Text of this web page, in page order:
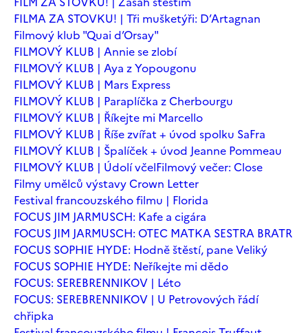
FILMA ZA STOVKU! | Tři mušketýři: D’Artagnan
Filmový klub "Quai d’Orsay"
FILMOVÝ KLUB | Annie se zlobí
FILMOVÝ KLUB | Aya z Yopougonu
FILMOVÝ KLUB | Mars Express
FILMOVÝ KLUB | Paraplíčka z Cherbourgu
FILMOVÝ KLUB | Říkejte mi Marcello
FILMOVÝ KLUB | Říše zvířat + úvod spolku SaFra
FILMOVÝ KLUB | Špalíček + úvod Jeanne Pommeau
FILMOVÝ KLUB | Údolí včelFilmový večer: Close
Filmy umělců výstavy Crown Letter
Festival francouzského filmu | Florida
FOCUS JIM JARMUSCH: Kafe a cigára
FOCUS JIM JARMUSCH: OTEC MATKA SESTRA BRATR
FOCUS SOPHIE HYDE: Hodně štěstí, pane Veliký
FOCUS SOPHIE HYDE: Neříkejte mi dědo
FOCUS: SEREBRENNIKOV | Léto
FOCUS: SEREBRENNIKOV | U Petrovových řádí
chřipka